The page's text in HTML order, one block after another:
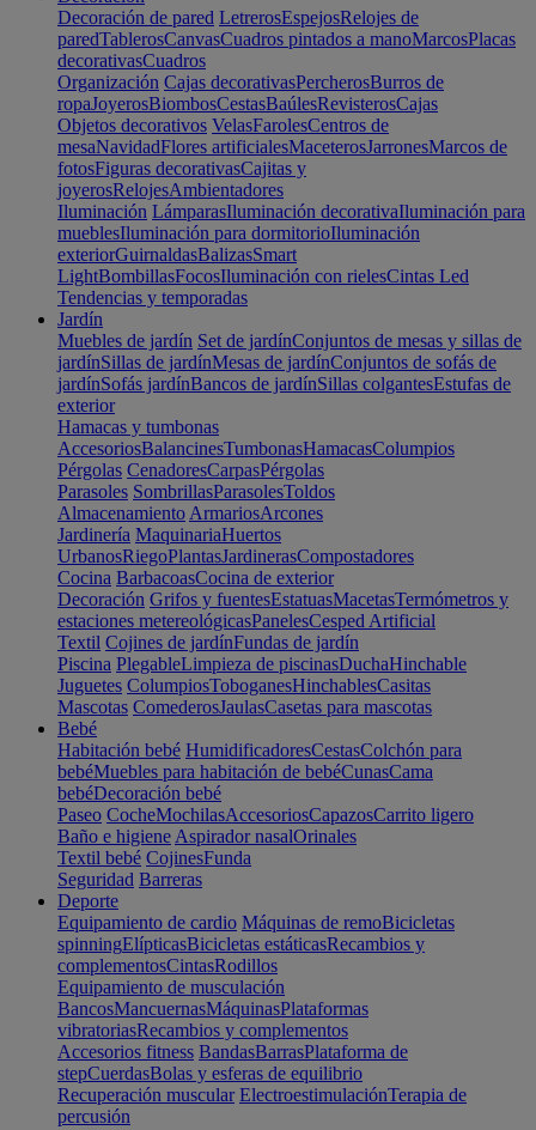
Decoración de pared LetrerosEspejosRelojes de
paredTablerosCanvasCuadros pintados a manoMarcosPlacas
decorativasCuadros
Organización Cajas decorativasPercherosBurros de
ropaJoyerosBiombosCestasBaúlesRevisterosCajas
Objetos decorativos VelasFarolesCentros de
mesaNavidadFlores artificialesMaceterosJarronesMarcos de
fotosFiguras decorativasCajitas y
joyerosRelojesAmbientadores
Iluminación LámparasIluminación decorativaIluminación para
mueblesIluminación para dormitorioIluminación
exteriorGuirnaldasBalizasSmart
LightBombillasFocosIluminación con rielesCintas Led
Tendencias y temporadas
Jardín
Muebles de jardín Set de jardínConjuntos de mesas y sillas de
jardínSillas de jardínMesas de jardínConjuntos de sofás de
jardínSofás jardínBancos de jardínSillas colgantesEstufas de
exterior
Hamacas y tumbonas
AccesoriosBalancinesTumbonasHamacasColumpios
Pérgolas CenadoresCarpasPérgolas
Parasoles SombrillasParasolesToldos
Almacenamiento ArmariosArcones
Jardinería MaquinariaHuertos
UrbanosRiegoPlantasJardinerasCompostadores
Cocina BarbacoasCocina de exterior
Decoración Grifos y fuentesEstatuasMacetasTermómetros y
estaciones metereológicasPanelesCesped Artificial
Textil Cojines de jardínFundas de jardín
Piscina PlegableLimpieza de piscinasDuchaHinchable
Juguetes ColumpiosToboganesHinchablesCasitas
Mascotas ComederosJaulasCasetas para mascotas
Bebé
Habitación bebé HumidificadoresCestasColchón para
bebéMuebles para habitación de bebéCunasCama
bebéDecoración bebé
Paseo CocheMochilasAccesoriosCapazosCarrito ligero
Baño e higiene Aspirador nasalOrinales
Textil bebé CojinesFunda
Seguridad Barreras
Deporte
Equipamiento de cardio Máquinas de remoBicicletas
spinningElípticasBicicletas estáticasRecambios y
complementosCintasRodillos
Equipamiento de musculación
BancosMancuernasMáquinasPlataformas
vibratoriasRecambios y complementos
Accesorios fitness BandasBarrasPlataforma de
stepCuerdasBolas y esferas de equilibrio
Recuperación muscular ElectroestimulaciónTerapia de
percusión